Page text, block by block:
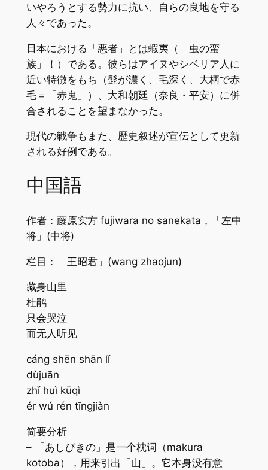
いやろうとする勢力に抗い、自らの良地を守る
人々であった。
日本における「悪者」とは蝦夷（「虫の蛮
族」！）である。彼らはアイヌやシベリア人に
近い特徴をもち（髭が濃く、毛深く、大柄で赤
毛＝「赤鬼」）、大和朝廷（奈良・平安）に併
合されることを望まなかった。
現代の戦争もまた、歴史叙述が宣伝として更新
される好例である。
中国語
作者：藤原实方 fujiwara no sanekata，「左中
将」(中将)
栏目：「王昭君」(wang zhaojun)
藏身山里
杜鹃
只会哭泣
而无人听见
cáng shēn shān lǐ
dùjuān
zhǐ huì kūqì
ér wú rén tīngjiàn
简要分析
– 「あしびきの」是一个枕词（makura
kotoba），用来引出「山」。它本身没有意